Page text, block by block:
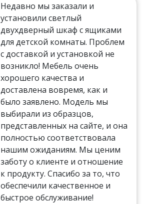
Недавно мы заказали и
установили светлый
двухдверный шкаф с ящиками
для детской комнаты. Проблем
с доставкой и установкой не
возникло! Мебель очень
хорошего качества и
доставлена вовремя, как и
было заявлено. Модель мы
выбирали из образцов,
представленных на сайте, и она
полностью соответствовала
нашим ожиданиям. Мы ценим
заботу о клиенте и отношение
к продукту. Спасибо за то, что
обеспечили качественное и
быстрое обслуживание!